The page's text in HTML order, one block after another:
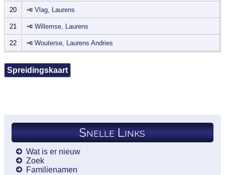
20 Vlag, Laurens
21 Willemse, Laurens
22 Wouterse, Laurens Andries
Spreidingskaart
Snelle Links
Wat is er nieuw
Zoek
Familienamen